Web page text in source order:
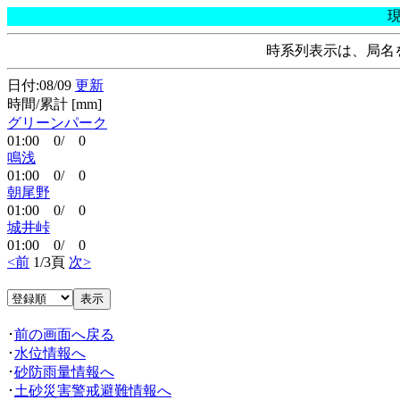
時系列表示は、局
日付:08/09 更新
時間/累計 [mm]
グリーンパーク
01:00 0/ 0
鳴浅
01:00 0/ 0
朝尾野
01:00 0/ 0
城井峠
01:00 0/ 0
<前 1/3頁 次>
･前の画面へ戻る
･ 水位情報へ
･砂防雨量情報へ
･ 土砂災害警戒避難情報へ